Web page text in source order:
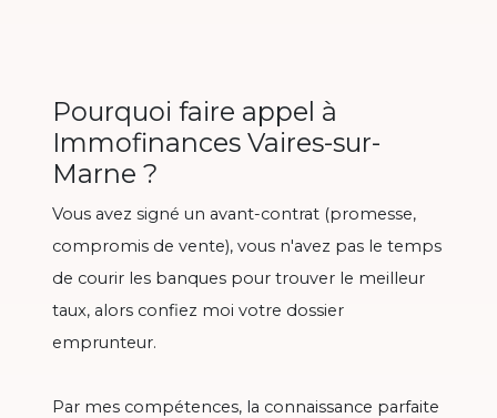
Pourquoi faire appel à
Immofinances Vaires-sur-
Marne ?
Vous avez signé un avant-contrat (promesse,
compromis de vente), vous n'avez pas le temps
de courir les banques pour trouver le meilleur
taux, alors confiez moi votre dossier
emprunteur.
Par mes compétences, la connaissance parfaite